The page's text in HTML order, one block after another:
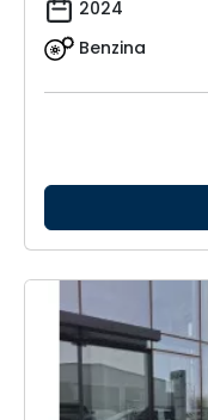
2024
Benzina